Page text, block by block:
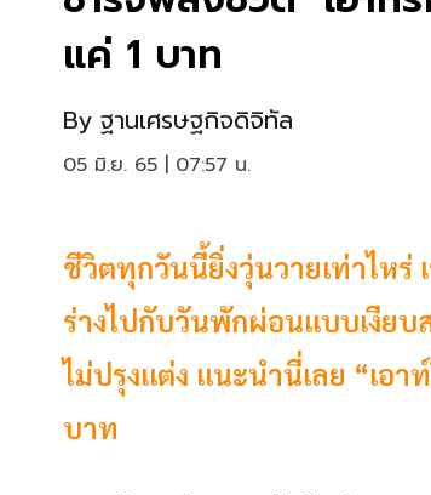
แค่ 1 บาท
By ฐานเศรษฐกิจดิจิทัล
05 มิ.ย. 65 | 07:57 น.
ชีวิตทุกวันนี้ยิ่งวุ่นวายเท่าไหร่
ร่างไปกับวันพักผ่อนแบบเงีย
ไม่ปรุงแต่ง แนะนำนี่เลย “เอ
บาท